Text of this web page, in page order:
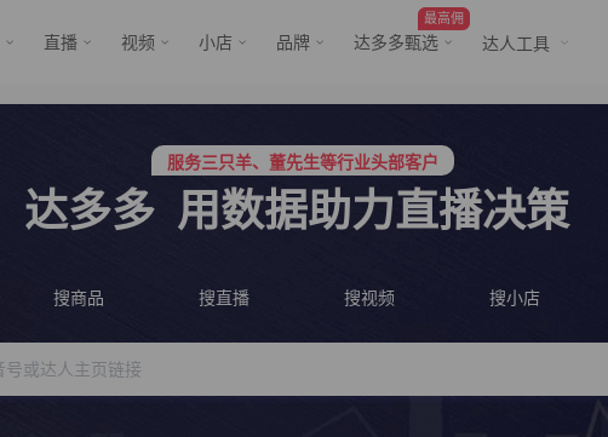
直播 视频 小店 品牌
最高佣
达多多甄选 达人工具
服务三只羊、董先生等行业头部客户
行业价格屠夫，年卡会员低至798/年
行业价格屠夫，年卡会员低至798/年
达多多 用数据助力直播决策
搜商品 搜直播 搜视频 搜小店